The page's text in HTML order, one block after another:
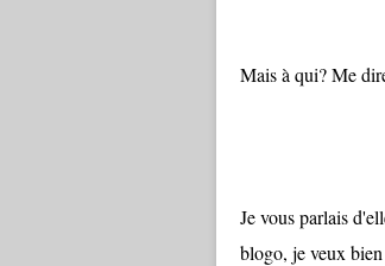
Mais à qui? Me
Je vous parlais
blogo, je veux